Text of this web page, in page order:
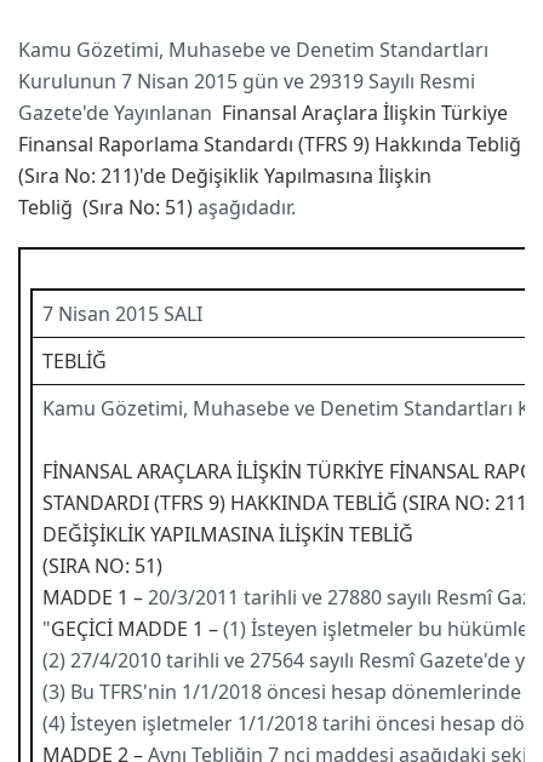
Kamu Gözetimi, Muhasebe ve Denetim Standartları
Kurulunun 7 Nisan 2015 gün ve 29319 Sayılı Resmi
Gazete'de Yayınlanan Finansal Araçlara İlişkin Türkiye
Finansal Raporlama Standardı (TFRS 9) Hakkında Tebliğ
(Sıra No: 211)'de Değişiklik Yapılmasına İlişkin
Tebliğ (Sıra No: 51)aşağıdadır.
7 Nisan 2015 SALI
TEBLİĞ
Kamu Gözetimi, Muhasebe ve Denetim Standartları
FİNANSAL ARAÇLARA İLİŞKİN TÜRKİYE FİNANSAL
STANDARDI (TFRS 9) HAKKINDA TEBLİĞ (SIRA NO:
DEĞİŞİKLİK YAPILMASINA İLİŞKİN TEBLİĞ
(SIRA NO: 51)
MADDE 1 –20/3/2011 tarihli ve 27880 sayılı Resmî
"GEÇİCİ MADDE 1 –(1) İsteyen işletmeler bu hükümler
(2) 27/4/2010 tarihli ve 27564 sayılı Resmî Gazete'de
(3) Bu TFRS'nin 1/1/2018 öncesi hesap dönemlerinde
(4) İsteyen işletmeler 1/1/2018 tarihi öncesi hesap
MADDE 2 –Aynı Tebliğin 7 nci maddesi aşağıdaki